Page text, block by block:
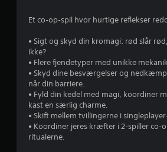
Et co‑op‑spil hvor hurtige reflekser
• Sigt og skyd din kromagi: rød slår
ikke?
• Flere fjendetyper med unikke
• Skyd dine besværgelser og
når din barriere.
• Fyld din kedel med magi, koordiner
kast en særlig charme.
• Skift mellem tvillingerne i
• Koordiner jeres kræfter i 2‑spiller
ritualerne.